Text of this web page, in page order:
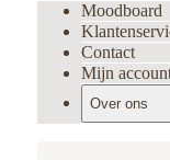
Moodboard
Contact
Mijn
Over ons